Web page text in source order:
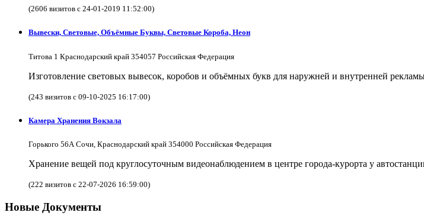
(2606 визитов с 24-01-2019 11:52:00)
Вывески, Световые, Объёмные Буквы, Световые Короба, Неон
Титова 1 Краснодарский край 354057 Российская Федерация
Изготовление световых вывесок, коробов и объёмных букв для наружней и внутренней
(243 визитов с 09-10-2025 16:17:00)
Камера Хранения Вокзала
Горького 56А Сочи, Краснодарский край 354000 Российская Федерация
Хранение вещей под круглосуточным видеонаблюдением в центре города-курорта у
(222 визитов с 22-07-2026 16:59:00)
Новые Документы